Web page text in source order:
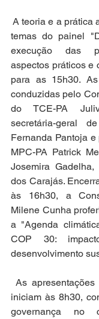
A teoria e a prática
temas do painel
execução das
aspectos práticos e
para as 15h30.
conduzidas pelo
do TCE-PA
secretária-geral
Fernanda Pantoja
MPC-PA Patrick
Josemira
dos Carajás.
às 16h30, a
Milene Cunha
a "Agenda
COP 30:
desenvolvimento
As
iniciam às 8h30,
governança no